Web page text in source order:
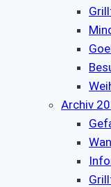
Archiv